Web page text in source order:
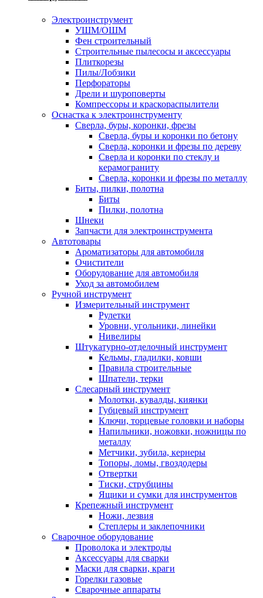
Электроинструмент
УШМ/ОШМ
Фен строительный
Строительные пылесосы и аксессуары
Плиткорезы
Пилы/Лобзики
Перфораторы
Дрели и шуроповерты
Компрессоры и краскораспылители
Оснастка к электроинструменту
Сверла, буры, коронки, фрезы
Сверла, буры и коронки по бетону
Сверла, коронки и фрезы по дереву
Сверла и коронки по стеклу и
керамограниту
Сверла, коронки и фрезы по металлу
Биты, пилки, полотна
Биты
Пилки, полотна
Шнеки
Запчасти для электроинструмента
Автотовары
Ароматизаторы для автомобиля
Очистители
Оборудование для автомобиля
Уход за автомобилем
Ручной инструмент
Измерительный инструмент
Рулетки
Уровни, угольники, линейки
Нивелиры
Штукатурно-отделочный инструмент
Кельмы, гладилки, ковши
Правила строительные
Шпатели, терки
Слесарный инструмент
Молотки, кувалды, киянки
Губцевый инструмент
Ключи, торцевые головки и наборы
Напильники, ножовки, ножницы по
металлу
Метчики, зубила, кернеры
Топоры, ломы, гвоздодеры
Отвертки
Тиски, струбцины
Ящики и сумки для инструментов
Крепежный инструмент
Ножи, лезвия
Степлеры и заклепочники
Сварочное оборудование
Проволока и электроды
Аксессуары для сварки
Маски для сварки, краги
Горелки газовые
Сварочные аппараты